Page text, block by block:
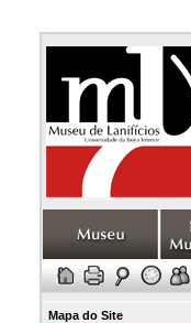
Mapa do Site